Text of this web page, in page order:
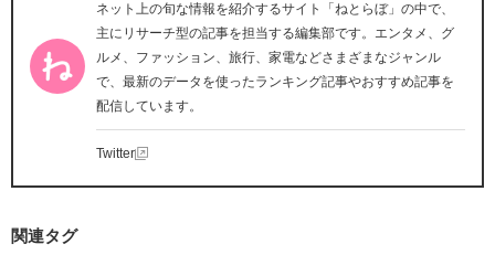
ネット上の旬な情報を紹介するサイト「ねとらぼ」の中で、
主にリサーチ型の記事を担当する編集部です。エンタメ、グ
ルメ、ファッション、旅行、家電などさまざまなジャンル
で、最新のデータを使ったランキング記事やおすすめ記事を
配信しています。
Twitter
関連タグ